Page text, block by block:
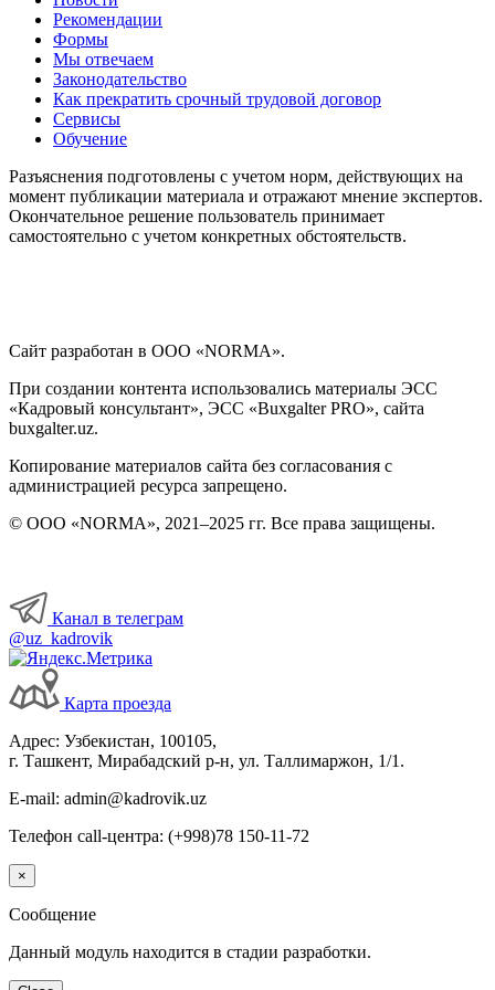
Рекомендации
Формы
Мы отвечаем
Законодательство
Как прекратить срочный трудовой договор
Сервисы
Обучение
Разъяснения подготовлены с учетом норм, действующих на
момент публикации материала и отражают мнение экспертов.
Окончательное решение пользователь принимает
самостоятельно с учетом конкретных обстоятельств.
Сайт разработан в ООО «NORMA».
При создании контента использовались материалы ЭСС
«Кадровый консультант», ЭСС «Buxgalter PRO», сайта
buxgalter.uz.
Копирование материалов сайта без согласования с
администрацией ресурса запрещено.
© ООО «NORMA», 2021–2025 гг. Все права защищены.
Канал в телеграм
@uz_kadrovik
Карта проезда
Адрес: Узбекистан, 100105,
г. Ташкент, Мирабадский р-н, ул. Таллимаржон, 1/1.
E-mail: admin@kadrovik.uz
Телефон call-центра: (+998)78 150-11-72
×
Сообщение
Данный модуль находится в стадии разработки.